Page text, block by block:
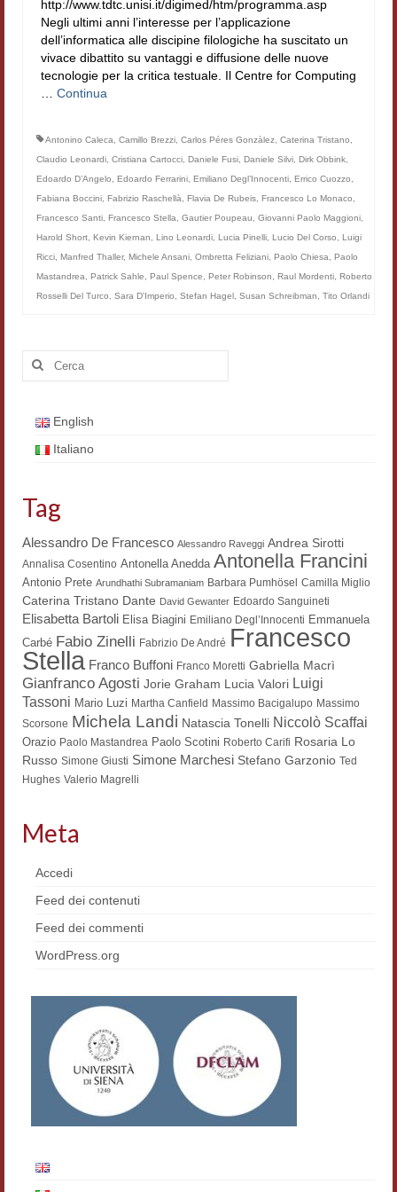
Filologia digitale
Lexicon
ALIM
Lo studium aretino del ‘200
DIGIMED
Eurasian Latin Archive
Rammses
Master INFOTEXT
Workshop DH
Summer School DH
Pubblicazioni
Hagiographica Coreana
Koreanische Literatur und Kultur
Scrittori latini dell’Europa medioevale
Testi Mediolatini
Altri volumi
Atti di convegno
Numeri
Indice 1986-2008
Sezioni bibliografiche
Saggi e testi online
Poesia inglese postcoloniale
Comitato scientifico
http://www.tdtc.unisi.it/digimed/htm/programma.asp
Negli ultimi anni l’interesse per l’applicazione
dell’informatica alle discipine filologiche ha suscitato un
vivace dibattito su vantaggi e diffusione delle nuove
tecnologie per la critica testuale. Il Centre for Computing
Continua
Antonino Caleca Camillo Brezzi Carlos Péres Gonzàlez Caterina Tristano
Claudio Leonardi Cristiana Cartocci Daniele Fusi Daniele Silvi Dirk Obbink
Edoardo D’Angelo
Edoardo Ferrarini Emiliano Degl’Innocenti Errico Cuozzo
Fabiana Boccini Fabrizio Raschellà Flavia De Rubeis Francesco Lo Monaco
Francesco Santi Francesco Stella Gautier Poupeau Giovanni Paolo Maggioni
Harold Short Kevin Kiernan Lino Leonardi Lucia Pinelli Lucio Del Corso
Luigi
Ricci Manfred Thaller, Michele Ansani Ombretta Feliziani Paolo Chiesa
Paolo
Mastandrea
Patrick Sahle Paul Spence Peter Robinson Raul Mordenti Roberto
Rosselli Del Turco
Sara D'Imperio Stefan Hagel Susan Schreibman Tito Orlandi
Cerca:
English
Italiano
Tag
Alessandro De Francesco Alessandro Raveggi Andrea Sirotti
Annalisa Cosentino Antonella Anedda Antonella Francini
Antonio Prete Arundhathi Subramaniam Barbara Pumhösel Camilla Miglio
Caterina Tristano Dante David Gewanter Edoardo Sanguineti
Elisabetta Bartoli Elisa Biagini Emiliano Degl’Innocenti Emmanuela
Carbé Fabio Zinelli Fabrizio De André Francesco
Stella Franco Buffoni Franco Moretti Gabriella Macrì
Gianfranco Agosti Jorie Graham Lucia Valori Luigi
Tassoni Mario Luzi Martha Canfield Massimo Bacigalupo Massimo
Scorsone Michela Landi Natascia Tonelli Niccolò Scaffai
Orazio Paolo Mastandrea Paolo Scotini Roberto Carifi Rosaria Lo
Russo Simone Giusti Simone Marchesi Stefano Garzonio Ted
Hughes Valerio Magrelli
Meta
Accedi
Feed dei contenuti
Feed dei commenti
WordPress.org